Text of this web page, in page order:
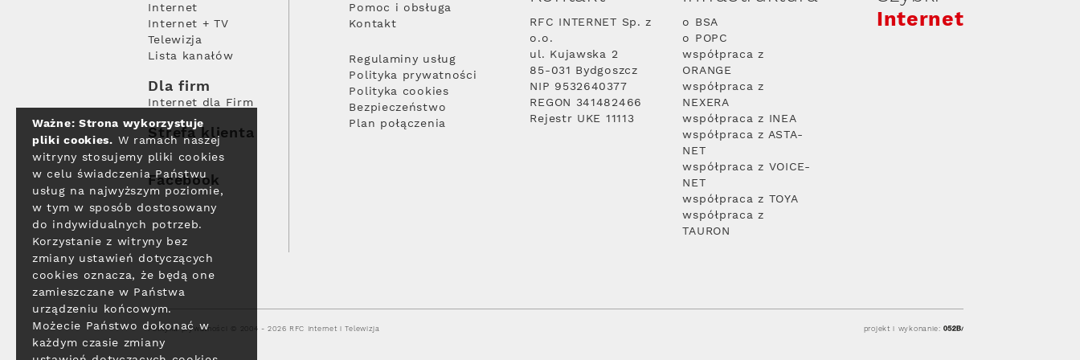
Internet
Internet + TV
Telewizja
Lista kanałów
Dla firm
Internet dla Firm
Strefa klienta
Facebook
Pomoc i obsługa
Kontakt
Regulaminy usług
Polityka prywatności
Polityka cookies
Bezpieczeństwo
Plan połączenia
RFC INTERNET Sp. z
o.o.
ul. Kujawska 2
85-031 Bydgoszcz
NIP 9532640377
REGON 341482466
Rejestr UKE 11113
o BSA
o POPC
współpraca z
ORANGE
współpraca z
NEXERA
współpraca z INEA
współpraca z ASTA-
NET
współpraca z VOICE-
NET
współpraca z TOYA
współpraca z
TAURON
Internet
Polityka prywatności © 2004 - 2026 RFC Internet i Telewizja projekt i wykonanie:
Ważne: Strona wykorzystuje
pliki cookies. W ramach naszej
witryny stosujemy pliki cookies
w celu świadczenia Państwu
usług na najwyższym poziomie,
w tym w sposób dostosowany
do indywidualnych potrzeb.
Korzystanie z witryny bez
zmiany ustawień dotyczących
cookies oznacza, że będą one
zamieszczane w Państwa
urządzeniu końcowym.
Możecie Państwo dokonać w
każdym czasie zmiany